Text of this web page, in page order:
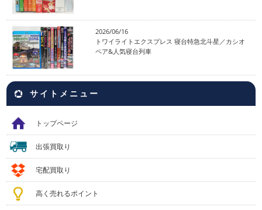
2026/06/16
トワイライトエクスプレス 寝台特急北斗星／カシオ
ペア&人気寝台列車
サイトメニュー
トップページ
出張買取り
宅配買取り
高く売れるポイント